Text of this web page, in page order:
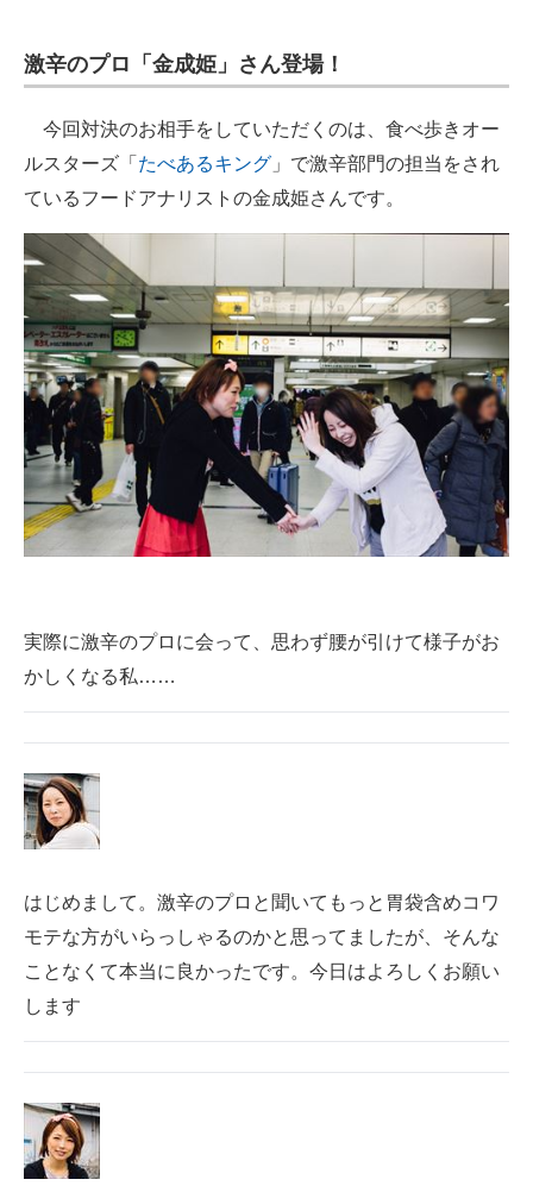
激辛のプロ「金成姫」さん登場！
今回対決のお相手をしていただくのは、食べ歩きオー
ルスターズ「 たべあるキング 」で激辛部門の担当をされ
ているフードアナリストの金成姫さんです。
実際に激辛のプロに会って、思わず腰が引けて様子がお
かしくなる私……
はじめまして。激辛のプロと聞いてもっと胃袋含めコワ
モテな方がいらっしゃるのかと思ってましたが、そんな
ことなくて本当に良かったです。今日はよろしくお願い
します